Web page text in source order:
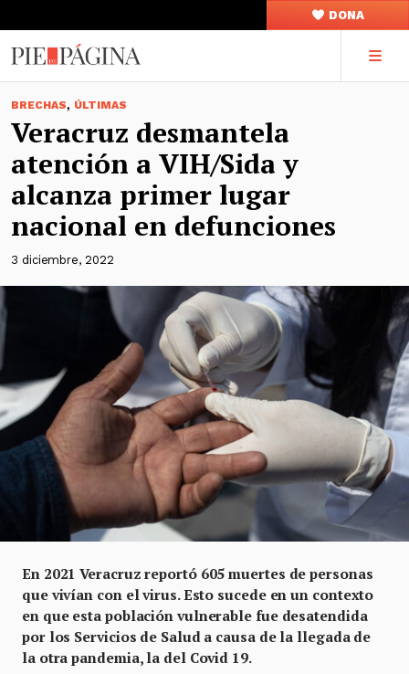
DONA
BRECHAS, ÚLTIMAS
Veracruz desmantela
atención a VIH/Sida y
alcanza primer lugar
nacional en defunciones
3 diciembre, 2022
En 2021 Veracruz reportó 605 muertes de personas
que vivían con el virus. Esto sucede en un contexto
en que esta población vulnerable fue desatendida
por los Servicios de Salud a causa de la llegada de
la otra pandemia, la del Covid 19.